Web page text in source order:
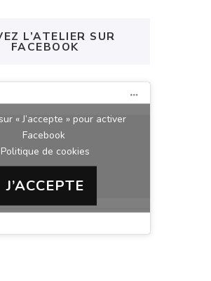
L’ATELIER SUR
FACEBOOK
« J’accepte » pour activer
Facebook
Politique de cookies
J’ACCEPTE